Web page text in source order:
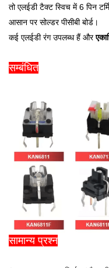
तो एलईडी टैक्ट स्विच में 6 पिन
आसान पर सोल्डर पीसीबी बोर्ड।
कई एलईडी रंग उपलब्ध हैं और
सम्बंधित
सामान्य प्रश्न